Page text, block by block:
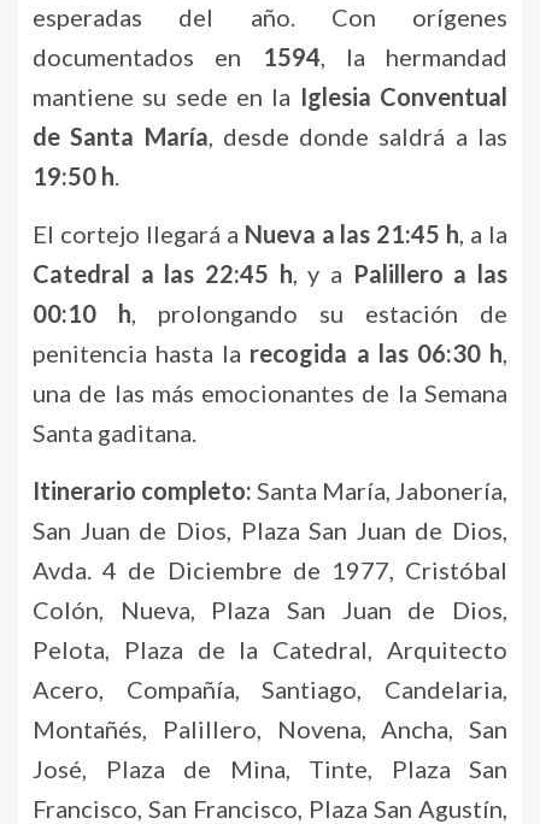
esperadas del año. Con orígenes
documentados en
1594, la hermandad
mantiene su sede en la Iglesia Conventual
de Santa María, desde donde saldrá a las
19:50 h.
El cortejo llegará a Nueva a las 21:45 h, a la
Catedral a las 22:45 h, y a Palillero a las
00:10 h, prolongando su estación de
penitencia hasta la recogida a las 06:30 h,
una de las más emocionantes de la Semana
Santa gaditana.
Itinerario completo: Santa María, Jabonería,
San Juan de Dios, Plaza San Juan de Dios,
Avda. 4 de Diciembre de 1977, Cristóbal
Colón, Nueva, Plaza San Juan de Dios,
Pelota, Plaza de la Catedral, Arquitecto
Acero, Compañía, Santiago, Candelaria,
Montañés, Palillero, Novena, Ancha, San
José, Plaza de Mina, Tinte, Plaza San
Francisco, San Francisco, Plaza San Agustín,